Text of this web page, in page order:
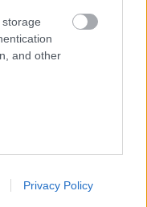
and other
Privacy Policy
krāmē koferus:
kāro pārcelties?
ka viņa
Krievijas
Latvijā paliks tikai